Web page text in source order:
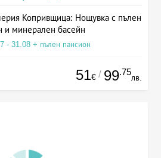
Копривщица: Нощувка с пълен
и минерален басейн
- 31.08 + пълен пансион
51€ / 99.75
лв.